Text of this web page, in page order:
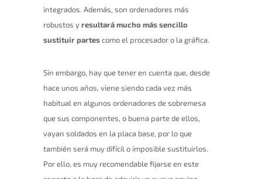
integrados. Además, son ordenadores más
robustos yresultará mucho más sencillo
sustituir partescomo el procesador o la gráfica.
Sin embargo, hay que tener en cuenta que, desde
hace unos años, viene siendo cada vez más
habitual en algunos ordenadores de sobremesa
que sus componentes, o buena parte de ellos,
vayan soldados en la placa base, por lo que
también será muy difícil o imposible sustituirlos.
Por ello, es muy recomendable fijarse en este